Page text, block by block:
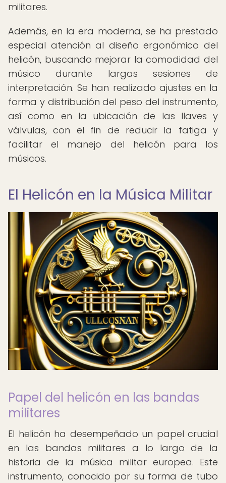
militares.
Además, en la era moderna, se ha prestado
especial atención al diseño ergonómico del
helicón, buscando mejorar la comodidad del
músico durante largas sesiones de
interpretación. Se han realizado ajustes en la
forma y distribución del peso del instrumento,
así como en la ubicación de las llaves y
válvulas, con el fin de reducir la fatiga y
facilitar el manejo del helicón para los
músicos.
El Helicón en la Música Militar
Papel del helicón en las bandas
militares
El helicón ha desempeñado un papel crucial
en las bandas militares a lo largo de la
historia de la música militar europea. Este
instrumento, conocido por su forma de tubo